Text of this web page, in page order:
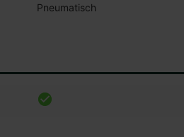
Pneumatisch